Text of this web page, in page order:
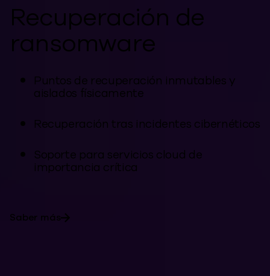
Recuperación de
ransomware
Puntos de recuperación inmutables y
aislados físicamente
Recuperación tras incidentes cibernéticos
Soporte para servicios cloud de
importancia crítica
Saber más